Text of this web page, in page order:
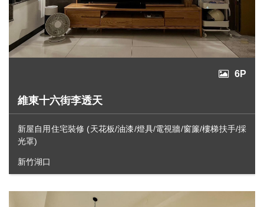
6P
維東十六街李透天
新屋自用住宅裝修 (天花板/油漆/燈具/電視牆/窗簾/樓梯扶手/採
光罩)
新竹湖口